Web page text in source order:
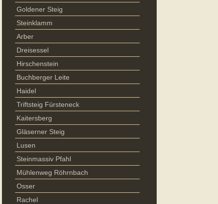
Goldener Steig
Steinklamm
Arber
Dreisessel
Hirschenstein
Buchberger Leite
Haidel
Triftsteig Fürsteneck
Kaitersberg
Gläserner Steig
Lusen
Steinmassiv Pfahl
Mühlenweg Röhrnbach
Osser
Rachel